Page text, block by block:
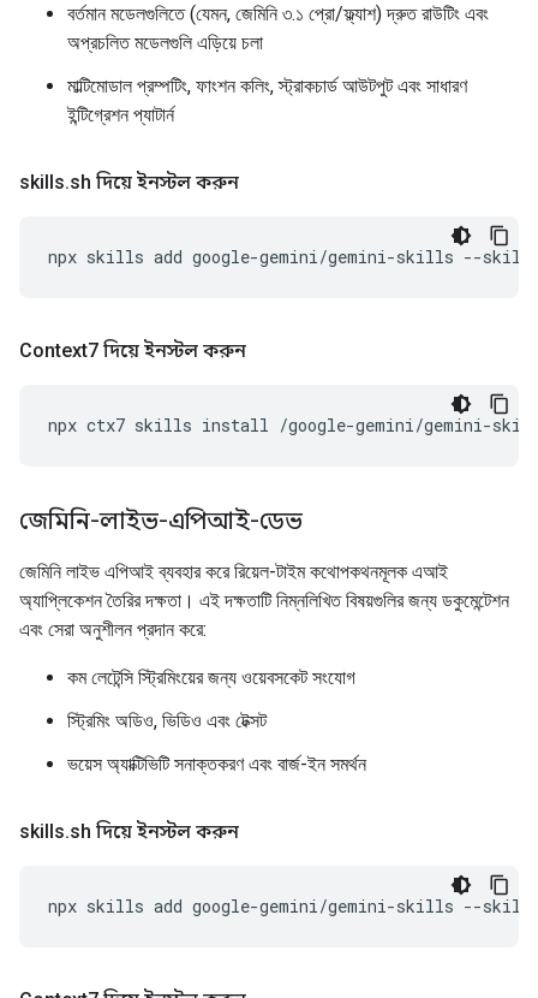
বর্তমান মডেলগুলিতে (যেমন, জেমিনি ৩.১ প্রো/ফ্ল্যাশ) দ্রুত রাউটিং এবং
অপ্রচলিত মডেলগুলি এড়িয়ে চলা
মাল্টিমোডাল প্রম্পটিং, ফাংশন কলিং, স্ট্রাকচার্ড আউটপুট এবং সাধারণ
ইন্টিগ্রেশন প্যাটার্ন
skills.sh দিয়ে ইনস্টল করুন
npx skills add google-gemini/gemini-skills --skill
Context7 দিয়ে ইনস্টল করুন
npx ctx7 skills install /google-gemini/gemini-
জেমিনি-লাইভ-এপিআই-ডেভ
জেমিনি লাইভ এপিআই ব্যবহার করে রিয়েল-টাইম কথোপকথনমূলক এআই
অ্যাপ্লিকেশন তৈরির দক্ষতা। এই দক্ষতাটি নিম্নলিখিত বিষয়গুলির জন্য ডকুমেন্টেশন
এবং সেরা অনুশীলন প্রদান করে:
কম লেটেন্সি স্ট্রিমিংয়ের জন্য ওয়েবসকেট সংযোগ
স্ট্রিমিং অডিও, ভিডিও এবং টেক্সট
ভয়েস অ্যাক্টিভিটি সনাক্তকরণ এবং বার্জ-ইন সমর্থন
skills.sh দিয়ে ইনস্টল করুন
npx skills add google-gemini/gemini-skills --skill